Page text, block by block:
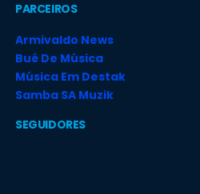
PARCEIROS
Armivaldo News
Bué De Música
Música Em Destak
Samba SA Muzik
SEGUIDORES